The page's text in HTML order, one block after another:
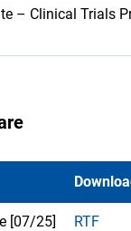
– Clinical Trials
[07/25]
RTF